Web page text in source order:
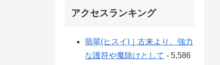
アクセスランキング
翡翠(ヒスイ)｜古来より、強力
な護符や魔除けとして - 5,586